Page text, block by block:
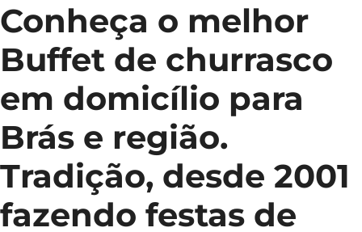
Conheça o melhor
Buffet de churrasco
em domicílio para
Brás e região.
Tradição, desde 2001
fazendo festas de